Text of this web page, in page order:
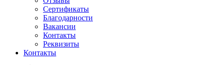
Сертификаты
Благодарности
Вакансии
Контакты
Реквизиты
Контакты